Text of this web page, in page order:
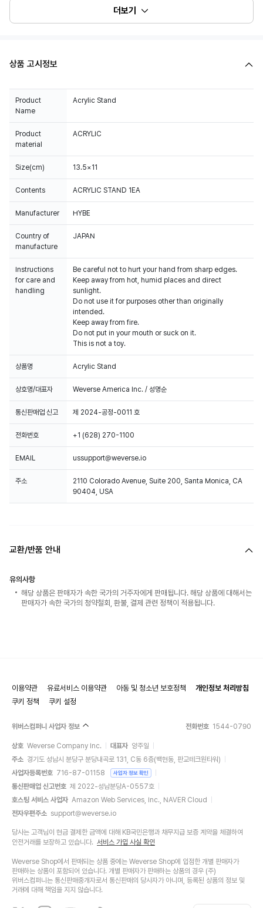
더보기
상품 고시정보
Product
Name
Acrylic Stand
Product
material
ACRYLIC
Size(cm) 13.5×11
Contents ACRYLIC STAND 1EA
Manufacturer HYBE
Country of
manufacture
JAPAN
Instructions
for care and
handling
Be careful not to hurt your hand from sharp edges.
Keep away from hot, humid places and direct
sunlight.
Do not use it for purposes other than originally
intended.
Keep away from fire.
Do not put in your mouth or suck on it.
This is not a toy.
상품명 Acrylic Stand
상호명/대표자 Weverse America Inc. / 성명순
통신판매업 신고 제 2024-공정-0011 호
전화번호 +1 (628) 270-1100
EMAIL ussupport@weverse.io
주소
2110 Colorado Avenue, Suite 200, Santa Monica, CA
90404, USA
교환/반품 안내
유의사항
해당 상품은 판매자가 속한 국가의 거주자에게 판매됩니다. 해당 상품에 대해서는
판매자가 속한 국가의 청약철회, 환불, 결제 관련 정책이 적용됩니다.
이용약관 유료서비스 이용약관 아동 및 청소년 보호정책
개인정보 처리방침
쿠키 정책
쿠키 설정
위버스컴퍼니 사업자 정보 전화번호 1544-0790
상호 Weverse Company Inc. 대표자 양주일
주소 경기도 성남시 분당구 분당내곡로 131, C동 6층(백현동, 판교테크원타워)
사업자등록번호 716-87-01158 사업자 정보 확인
통신판매업 신고번호 제 2022-성남분당A-0557호
호스팅 서비스 사업자 Amazon Web Services, Inc., NAVER Cloud
전자우편주소 support@weverse.io
당사는 고객님이 현금 결제한 금액에 대해 KB국민은행과 채무지급 보증 계약을 체결하여
안전거래를 보장하고 있습니다. 서비스 가입 사실 확인
Weverse Shop에서 판매되는 상품 중에는 Weverse Shop에 입점한 개별 판매자가
판매하는 상품이 포함되어 있습니다. 개별 판매자가 판매하는 상품의 경우 (주)
위버스컴퍼니는 통신판매중개자로서 통신판매의 당사자가 아니며, 등록된 상품의 정보 및
거래에 대해 책임을 지지 않습니다.